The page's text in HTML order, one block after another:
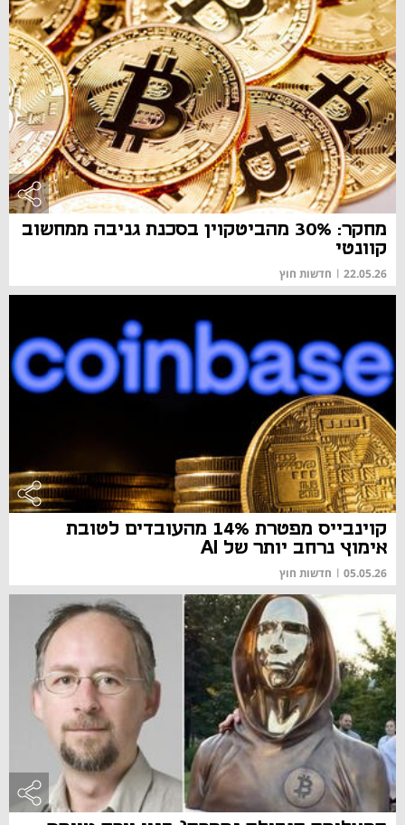
מחקר: 30% מהביטקוין בסכנת גניבה ממחשוב
קוונטי
22.05.26
| חדשות חוץ
קוינבייס מפטרת 14% מהעובדים לטובת
אימוץ נרחב יותר של AI
05.05.26
| חדשות חוץ